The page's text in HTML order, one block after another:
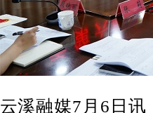
云溪融媒7月6日